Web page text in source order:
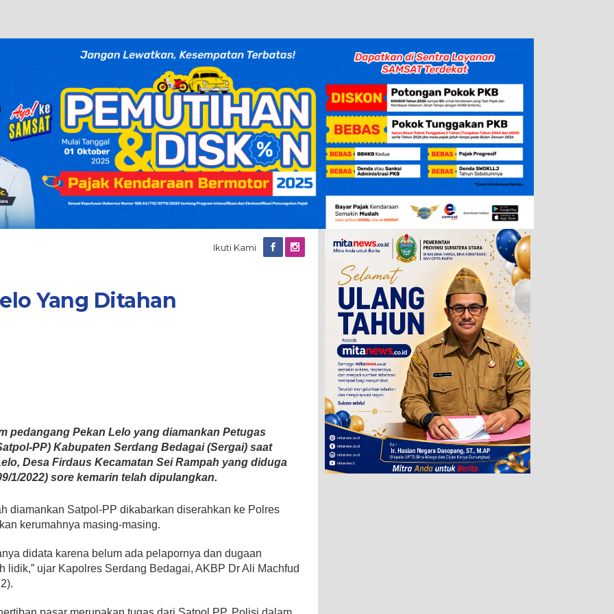
Ikuti Kami
Yang Ditahan
pedangang Pekan Lelo yang diamankan Petugas
PP) Kabupaten Serdang Bedagai (Sergai) saat
Desa Firdaus Kecamatan Sei Rampah yang diduga
1/2022) sore kemarin telah dipulangkan.
diamankan Satpol-PP dikabarkan diserahkan ke Polres
kerumahnya masing-masing.
didata karena belum ada pelapornya dan dugaan
lidik,” ujar Kapolres Serdang Bedagai, AKBP Dr Ali Machfud